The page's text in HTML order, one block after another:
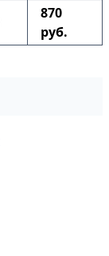
870
руб.